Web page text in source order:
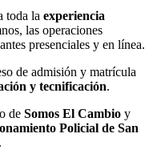
toda la experiencia
las operaciones
presenciales y en línea.
de admisión y matrícula
y tecnificación.
de Somos El Cambio y
Policial de San